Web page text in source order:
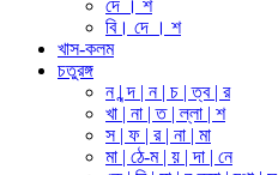
দে । শ
বি। দে । শ
খাস-কলম
চতুরঙ্গ
ন | ন্দ | ন | চ | ত্ব | র
খা | না | ত | ল্লা | শ
স | ফ | র | না | মা
মা | ঠে-ম | য় | দা | নে